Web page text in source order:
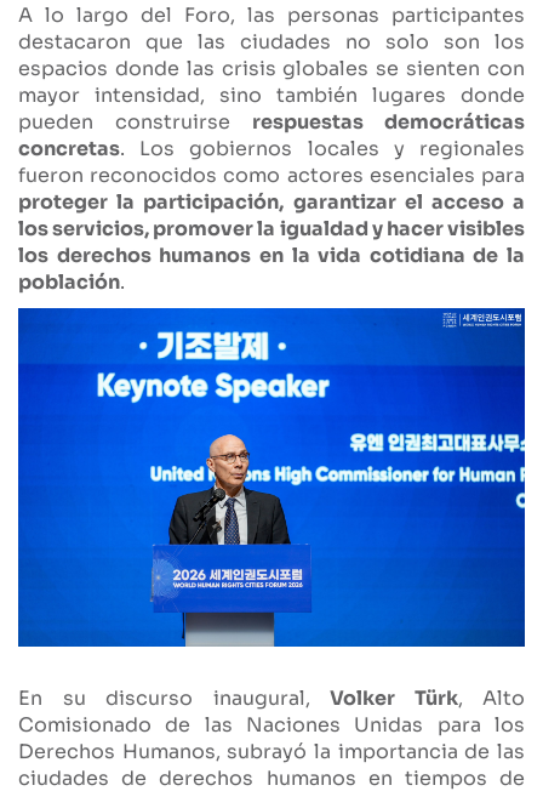
A lo largo del Foro, las personas participantes
destacaron que las ciudades no solo son los
espacios donde las crisis globales se sienten con
mayor intensidad, sino también lugares donde
pueden construirse respuestas democráticas
concretas. Los gobiernos locales y regionales
fueron reconocidos como actores esenciales para
proteger la participación, garantizar el acceso a
los servicios, promover la igualdad y hacer visibles
los derechos humanos en la vida cotidiana de la
población.
En su discurso inaugural, Volker Türk, Alto
Comisionado de las Naciones Unidas para los
Derechos Humanos, subrayó la importancia de las
ciudades de derechos humanos en tiempos de